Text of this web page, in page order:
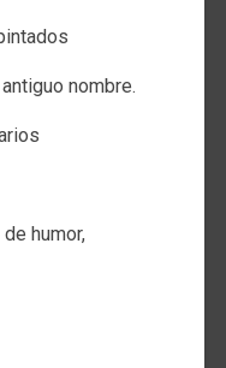
nombre.
humor,